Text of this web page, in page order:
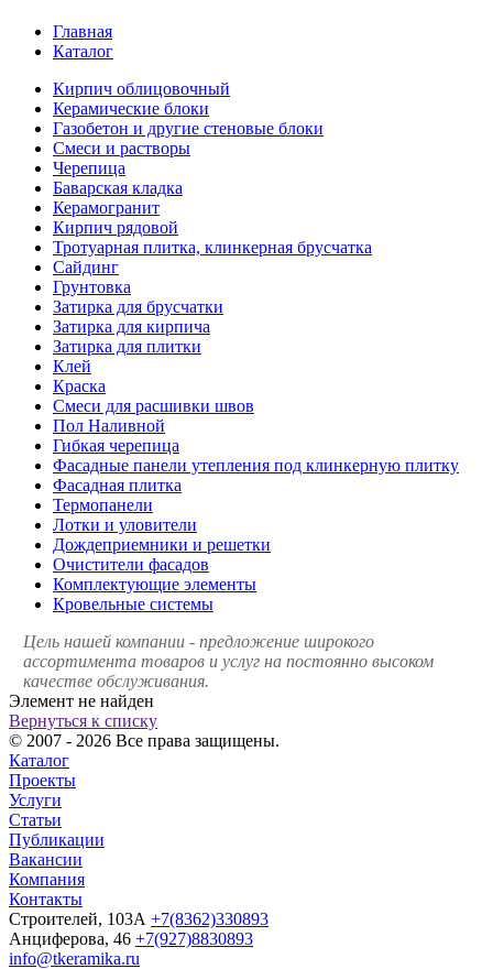
Главная
Каталог
Кирпич облицовочный
Керамические блоки
Газобетон и другие стеновые блоки
Смеси и растворы
Черепица
Баварская кладка
Керамогранит
Кирпич рядовой
Тротуарная плитка, клинкерная брусчатка
Сайдинг
Грунтовка
Затирка для брусчатки
Затирка для кирпича
Затирка для плитки
Клей
Краска
Смеси для расшивки швов
Пол Наливной
Гибкая черепица
Фасадные панели утепления под клинкерную плитку
Фасадная плитка
Термопанели
Лотки и уловители
Дождеприемники и решетки
Очистители фасадов
Комплектующие элементы
Кровельные системы
Цель нашей компании - предложение широкого
ассортимента товаров и услуг на постоянно высоком
качестве обслуживания.
Элемент не найден
Вернуться к списку
© 2007 - 2026 Все права защищены.
Каталог
Проекты
Услуги
Статьи
Публикации
Вакансии
Компания
Контакты
Строителей, 103А +7(8362)330893
Анциферова, 46 +7(927)8830893
info@tkeramika.ru